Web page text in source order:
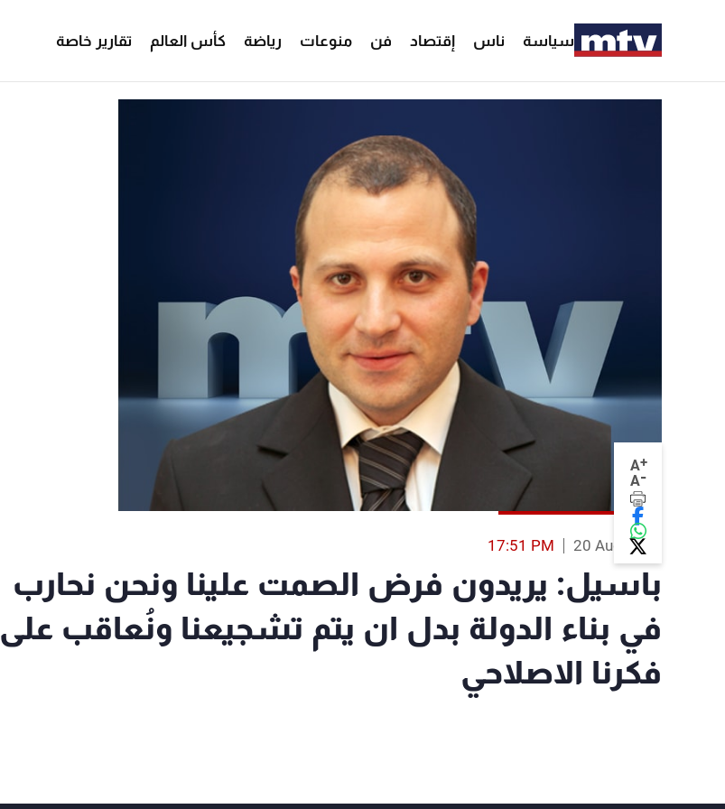
سياسة ناس إقتصاد فن منوعات رياضة كأس العالم تقارير خاصة
A+
A-
20 Aug 2014
17:51 PM
باسيل: يريدون فرض الصمت علينا ونحن نحارب
في بناء الدولة بدل ان يتم تشجيعنا ونُعاقب على
فكرنا الاصلاحي